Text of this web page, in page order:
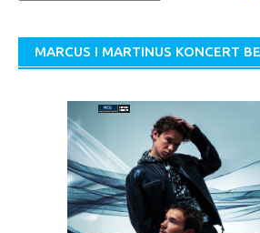
MARCUS I MARTINUS KONCERT